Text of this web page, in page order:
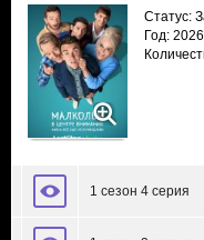
Статус:
Год: 2026
1 сезон 4 серия